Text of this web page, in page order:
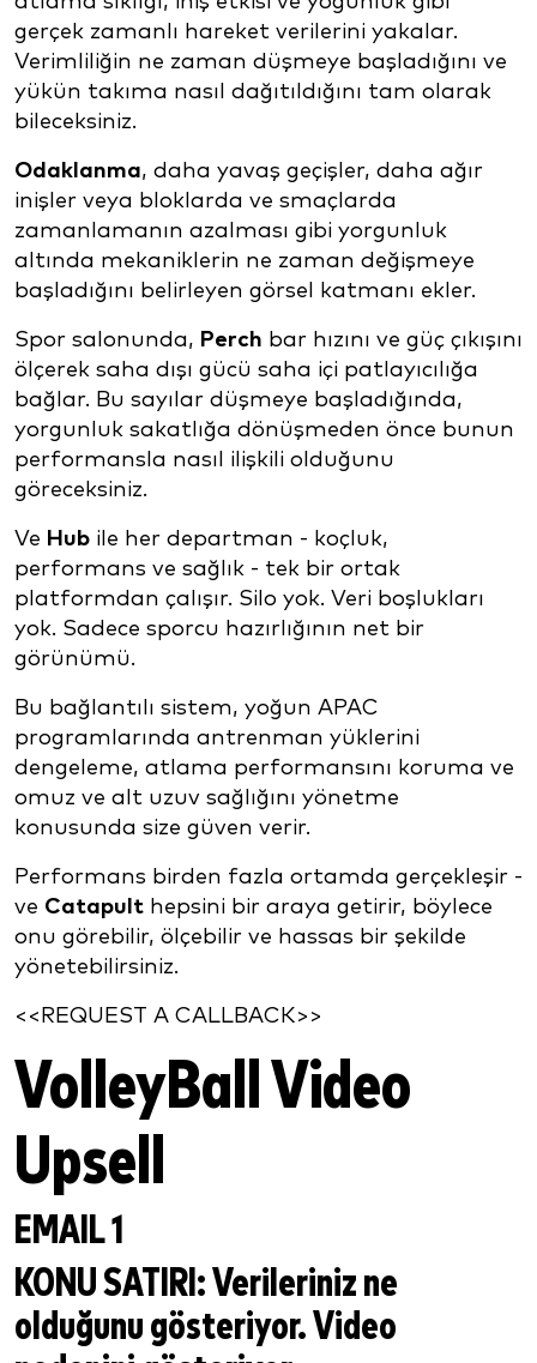
gerçek zamanlı hareket verilerini yakalar.
Verimliliğin ne zaman düşmeye başladığını ve
yükün takıma nasıl dağıtıldığını tam olarak
bileceksiniz.
Odaklanma, daha yavaş geçişler, daha ağır
inişler veya bloklarda ve smaçlarda
zamanlamanın azalması gibi yorgunluk
altında mekaniklerin ne zaman değişmeye
başladığını belirleyen görsel katmanı ekler.
Spor salonunda, Perch bar hızını ve güç çıkışını
ölçerek saha dışı gücü saha içi patlayıcılığa
bağlar. Bu sayılar düşmeye başladığında,
yorgunluk sakatlığa dönüşmeden önce bunun
performansla nasıl ilişkili olduğunu
göreceksiniz.
Ve Hub ile her departman - koçluk,
performans ve sağlık - tek bir ortak
platformdan çalışır. Silo yok. Veri boşlukları
yok. Sadece sporcu hazırlığının net bir
görünümü.
Bu bağlantılı sistem, yoğun APAC
programlarında antrenman yüklerini
dengeleme, atlama performansını koruma ve
omuz ve alt uzuv sağlığını yönetme
konusunda size güven verir.
Performans birden fazla ortamda gerçekleşir -
ve Catapult hepsini bir araya getirir, böylece
onu görebilir, ölçebilir ve hassas bir şekilde
yönetebilirsiniz.
<<REQUEST A CALLBACK>>
VolleyBall Video
Upsell
EMAIL 1
KONU SATIRI:Verileriniz ne
olduğunu gösteriyor. Video